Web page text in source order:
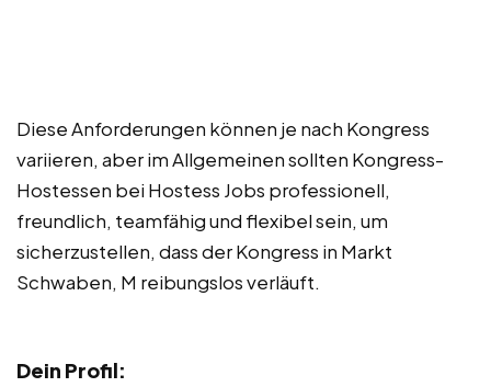
Diese Anforderungen können je nach Kongress
variieren, aber im Allgemeinen sollten Kongress-
Hostessen bei Hostess Jobs professionell,
freundlich, teamfähig und flexibel sein, um
sicherzustellen, dass der Kongress in Markt
Schwaben, M reibungslos verläuft.
Dein Profil: